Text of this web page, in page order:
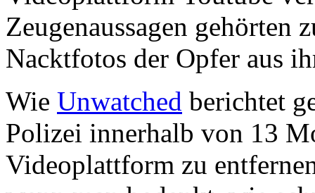
Zeugenaussagen gehörten
Nacktfotos der Opfer aus
Wie Unwatched berichtet
Polizei innerhalb von 13
Videoplattform zu